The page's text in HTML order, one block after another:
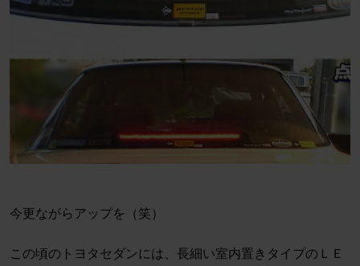
今更ながらアップを（笑）
この頃のトヨタセダンには、長細い室内置きタイプのＬＥ